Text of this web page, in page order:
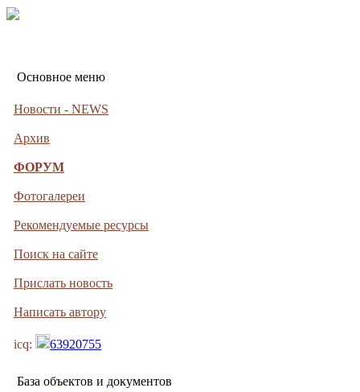
Основное меню
Новости - NEWS
Архив
ФОРУМ
Фотогалереи
Рекомендуемые ресурсы
Поиск на сайте
Прислать новость
Написать автору
icq: 63920755
База объектов и документов